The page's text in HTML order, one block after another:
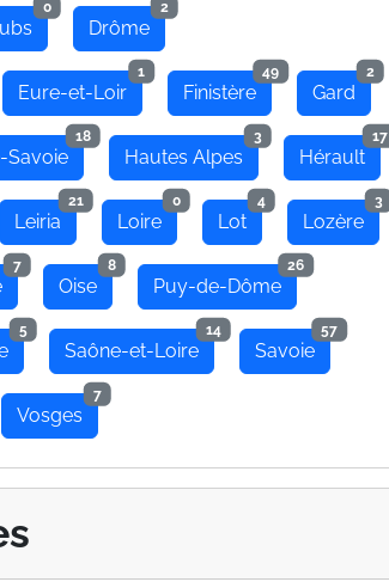
0
Drôme
2
Eure-et-Loir
1
Finistère
49
Gard
2
Savoie
18
Hautes Alpes
3
Hérault
17
Leiria
21
Loire
0
Lot
4
Lozère
3
7
Oise
8
Puy-de-Dôme
26
5
Saône-et-Loire
14
Savoie
57
Vosges
7